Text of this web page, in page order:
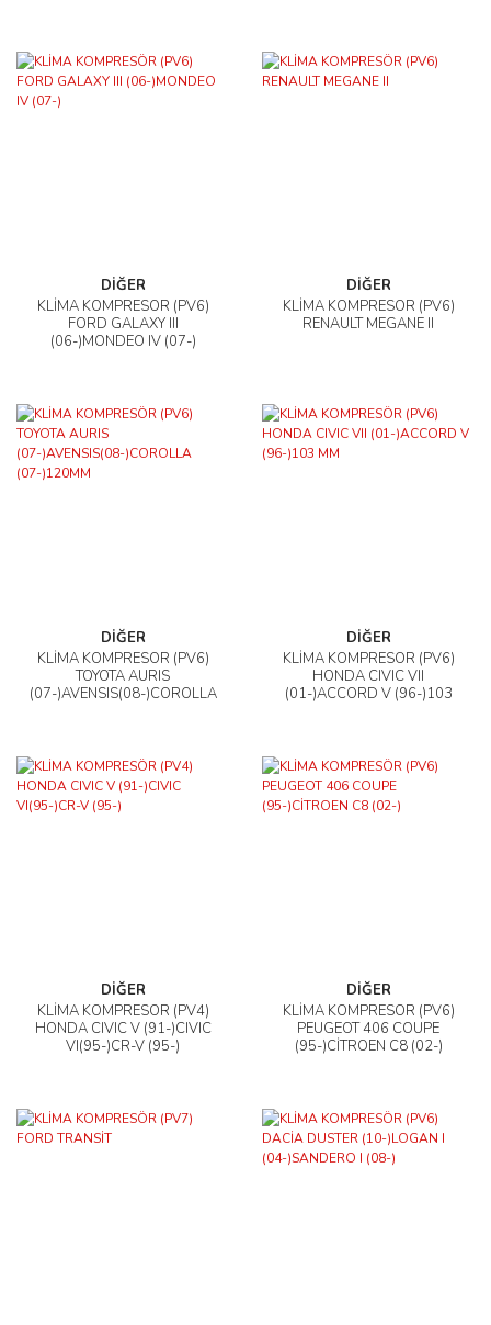
DİĞER
KLİMA KOMPRESÖR (PV6)
FORD GALAXY III
(06-)MONDEO IV (07-)
DİĞER
KLİMA KOMPRESÖR (PV6)
RENAULT MEGANE II
DİĞER
KLİMA KOMPRESÖR (PV6)
TOYOTA AURIS
(07-)AVENSIS(08-)COROLLA
DİĞER
KLİMA KOMPRESÖR (PV6)
HONDA CIVIC VII
(01-)ACCORD V (96-)103
DİĞER
KLİMA KOMPRESÖR (PV4)
HONDA CIVIC V (91-)CIVIC
VI(95-)CR-V (95-)
DİĞER
KLİMA KOMPRESÖR (PV6)
PEUGEOT 406 COUPE
(95-)CİTROEN C8 (02-)